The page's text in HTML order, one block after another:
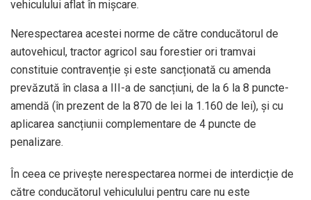
vehiculului aflat în mișcare.
Nerespectarea acestei norme de către conducătorul de
autovehicul, tractor agricol sau forestier ori tramvai
constituie contravenție și este sancționată cu amenda
prevăzută în clasa a III-a de sancțiuni, de la 6 la 8 puncte-
amendă (în prezent de la 870 de lei la 1.160 de lei), și cu
aplicarea sancțiunii complementare de 4 puncte de
penalizare.
În ceea ce privește nerespectarea normei de interdicție de
către conducătorul vehiculului pentru care nu este